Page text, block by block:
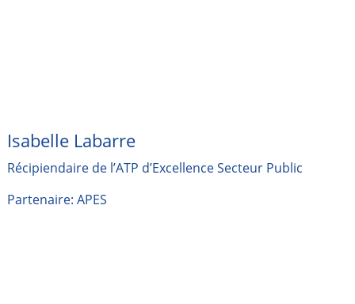
Isabelle Labarre
Récipiendaire de l’ATP d’Excellence Secteur Public
Partenaire: APES